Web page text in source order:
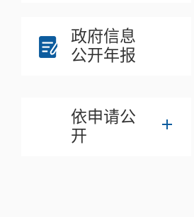
政府信息
公开年报
依申请公
开